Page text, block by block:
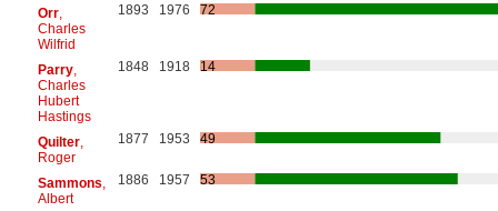
Orr,
Charles
Wilfrid
1893 1976 72
Parry,
Charles
Hubert
Hastings
1848 1918 14
Quilter,
Roger
1877 1953 49
Sammons
Albert
1886 1957 53